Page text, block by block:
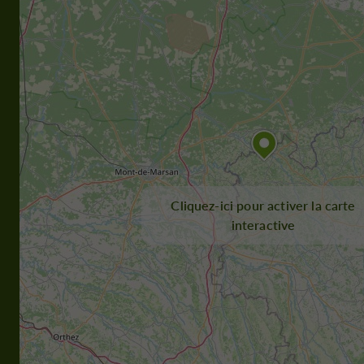
Cliquez-ici pour activer la carte
interactive